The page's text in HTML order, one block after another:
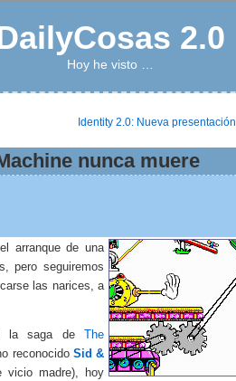
2.0
Hoy he visto …
Identity 2.0: Nueva presentación
nunca muere
arranque de una
pero seguiremos
las narices, a
la saga de
The
reconocido Sid &
vicio madre), hoy